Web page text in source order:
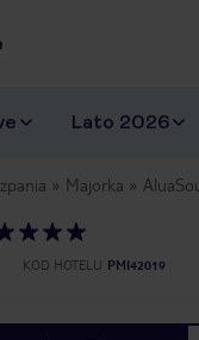
Lato 2026
Majorka
KOD HOTELU PMI42019